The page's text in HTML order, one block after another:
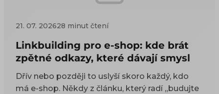
21. 07. 202628 minut čtení
Linkbuilding pro e-shop: kde brát
zpětné odkazy, které dávají smysl
Dřív nebo později to uslyší skoro každý, kdo
má e-shop. Někdy z článku, který radí „budujte